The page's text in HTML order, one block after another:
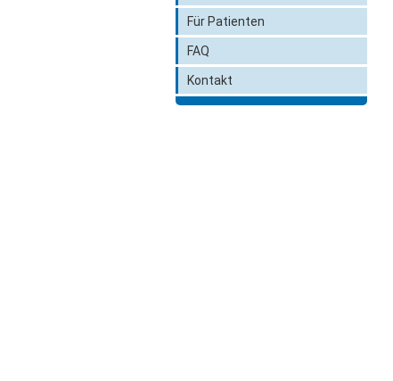
Für Patienten
FAQ
Kontakt